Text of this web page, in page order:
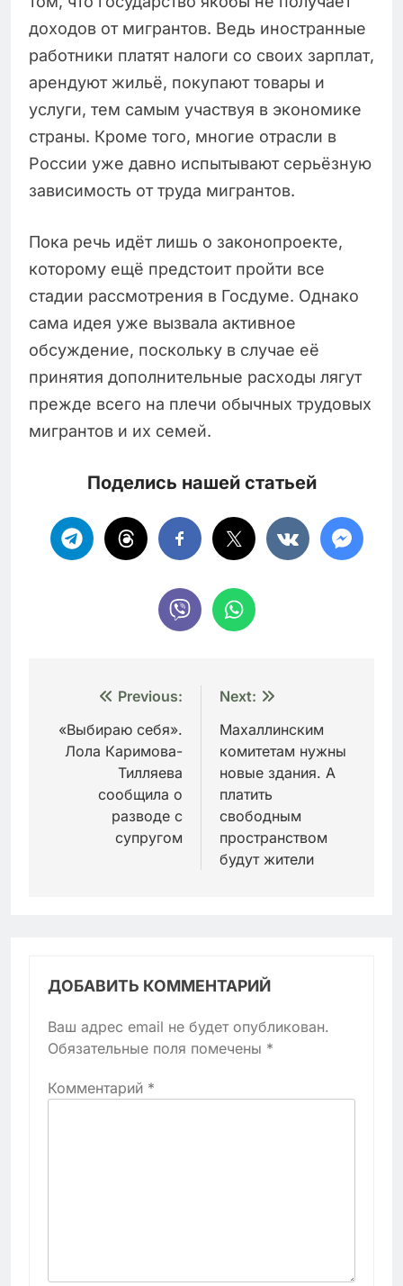
доходов от мигрантов. Ведь иностранные
работники платят налоги со своих зарплат,
арендуют жильё, покупают товары и
услуги, тем самым участвуя в экономике
страны. Кроме того, многие отрасли в
России уже давно испытывают серьёзную
зависимость от труда мигрантов.
Пока речь идёт лишь о законопроекте,
которому ещё предстоит пройти все
стадии рассмотрения в Госдуме. Однако
сама идея уже вызвала активное
обсуждение, поскольку в случае её
принятия дополнительные расходы лягут
прежде всего на плечи обычных трудовых
мигрантов и их семей.
Поделись нашей статьей
Навигация
по
записям
Previous:
«Выбираю себя».
Лола Каримова-
Тилляева
сообщила о
разводе с
супругом
Next:
Махаллинским
комитетам нужны
новые здания. А
платить
свободным
пространством
будут жители
ДОБАВИТЬ КОММЕНТАРИЙ
Ваш адрес email не будет опубликован.
Обязательные поля помечены *
Комментарий *